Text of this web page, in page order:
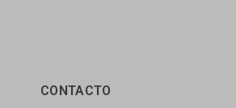
CONTACTO